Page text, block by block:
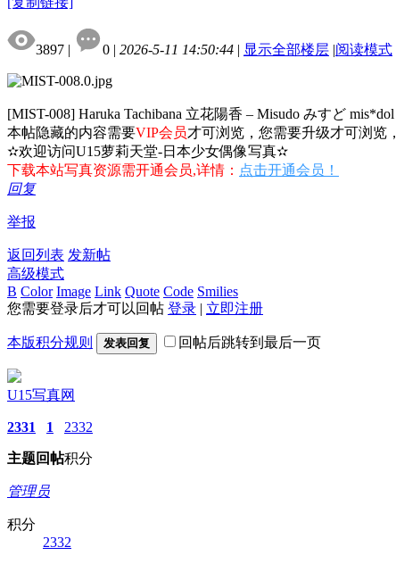
3897 | 0 | 2026-5-11 14:50:44 | 显示全部楼层 |阅读模式
[MIST-008] Haruka Tachibana 立花陽香 – Misudo みすど mis*dol
本帖隐藏的内容需要VIP会员才可浏览，您需要升级才可浏览，
✫欢迎访问U15萝莉天堂-日本少女偶像写真✫
下载本站写真资源需开通会员,详情： 点击开通会员！
回复
举报
返回列表 发新帖
高级模式
B Color Image Link Quote Code Smilies
您需要登录后才可以回帖 登录 | 立即注册
本版积分规则 发表回复 回帖后跳转到最后一页
U15写真网
2331
主题
1
回帖
2332
积分
管理员
积分
2332